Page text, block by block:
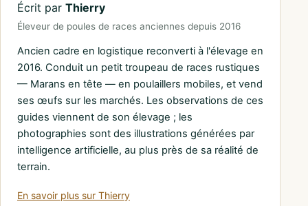
Écrit par Thierry
Éleveur de poules de races anciennes depuis 2016
Ancien cadre en logistique reconverti à l'élevage en
2016. Conduit un petit troupeau de races rustiques
— Marans en tête — en poulaillers mobiles, et vend
ses œufs sur les marchés. Les observations de ces
guides viennent de son élevage ; les
photographies sont des illustrations générées par
intelligence artificielle, au plus près de sa réalité de
terrain.
En savoir plus sur Thierry